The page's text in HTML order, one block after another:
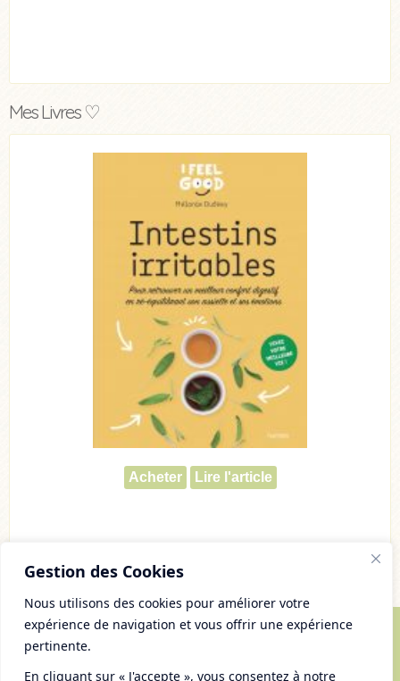
Gestion des Cookies
Nous utilisons des cookies pour améliorer votre
expérience de navigation et vous offrir une expérience
pertinente.
En cliquant sur « J'accepte », vous consentez à notre
Mes Livres ♡
Acheter Lire l'article
Tous droits réservés